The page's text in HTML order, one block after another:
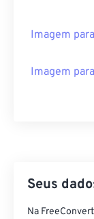
Imagem
Imagem
Seus
Na